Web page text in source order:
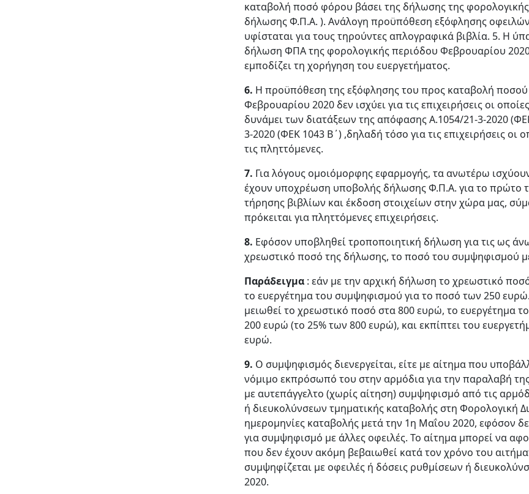
καταβολή ποσό φόρου βάσει της δήλωσης της
δήλωσης Φ.Π.Α. ). Ανάλογη προϋπόθεση εξόφλησης
υφίσταται για τους τηρούντες απλογραφικά βιβλία. 5. Η
δήλωση ΦΠΑ της φορολογικής περιόδου Φεβρουαρίου 2020
εμποδίζει τη χορήγηση του ευεργετήματος.
6. Η προϋπόθεση της εξόφλησης του προς καταβολή
Φεβρουαρίου 2020 δεν ισχύει για τις επιχειρήσεις οι
δυνάμει των διατάξεων της απόφασης Α.1054/21-3-2020
3-2020 (ΦΕΚ 1043 Β΄) ,δηλαδή τόσο για τις επιχειρήσεις οι
τις πληττόμενες.
7. Για λόγους ομοιόμορφης εφαρμογής, τα ανωτέρω
έχουν υποχρέωση υποβολής δήλωσης Φ.Π.Α. για το πρώτο
τήρησης βιβλίων και έκδοση στοιχείων στην χώρα μας,
πρόκειται για πληττόμενες επιχειρήσεις.
8. Εφόσον υποβληθεί τροποποιητική δήλωση για τις ως
χρεωστικό ποσό της δήλωσης, το ποσό του συμψηφισμού
Παράδειγμα : εάν με την αρχική δήλωση το χρεωστικό
το ευεργέτημα του συμψηφισμού για το ποσό των 250
μειωθεί το χρεωστικό ποσό στα 800 ευρώ, το ευεργέτημα
200 ευρώ (το 25% των 800 ευρώ), και εκπίπτει του
ευρώ.
9. Ο συμψηφισμός διενεργείται, είτε με αίτημα που
νόμιμο εκπρόσωπό του στην αρμόδια για την παραλαβή
με αυτεπάγγελτο (χωρίς αίτηση) συμψηφισμό από τις
ή διευκολύνσεων τμηματικής καταβολής στη Φορολογική
ημερομηνίες καταβολής μετά την 1η Μαΐου 2020, εφόσον
για συμψηφισμό με άλλες οφειλές. Το αίτημα μπορεί να
που δεν έχουν ακόμη βεβαιωθεί κατά τον χρόνο του
συμψηφίζεται με οφειλές ή δόσεις ρυθμίσεων ή
2020.